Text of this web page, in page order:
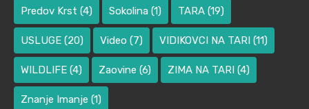
Predov Krst (4) Sokolina (1) TARA (19)
USLUGE (20) Video (7) VIDIKOVCI NA TARI (11)
WILDLIFE (4) Zaovine (6) ZIMA NA TARI (4)
Znanje Imanje (1)